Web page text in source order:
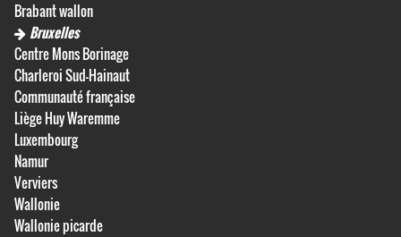
Brabant wallon
Bruxelles
Centre Mons Borinage
Charleroi Sud-Hainaut
Communauté française
Liège Huy Waremme
Luxembourg
Namur
Verviers
Wallonie
Wallonie picarde